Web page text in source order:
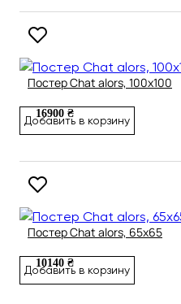
Постер Chat alors, 100х100
16900 ₴
Добавить в корзину
Постер Chat alors, 65х65
10140 ₴
Добавить в корзину